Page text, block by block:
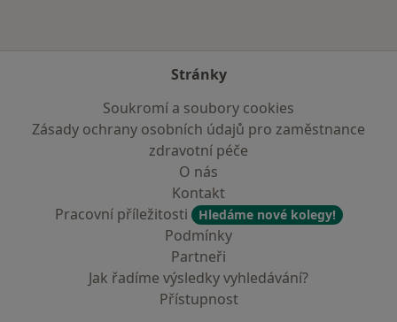
Stránky
Soukromí a soubory cookies
Zásady ochrany osobních údajů pro zaměstnance
zdravotní péče
O nás
Kontakt
Pracovní příležitosti
Hledáme nové kolegy!
Podmínky
Partneři
Jak řadíme výsledky vyhledávání?
Přístupnost